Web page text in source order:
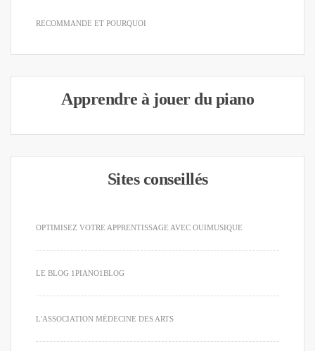
RECOMMANDE ET POURQUOI
Apprendre à jouer du piano
Sites conseillés
OPTIMISEZ VOTRE APPRENTISSAGE AVEC OUIMUSIQUE
LE BLOG 1PIANO1BLOG
L'ASSOCIATION MÉDECINE DES ARTS